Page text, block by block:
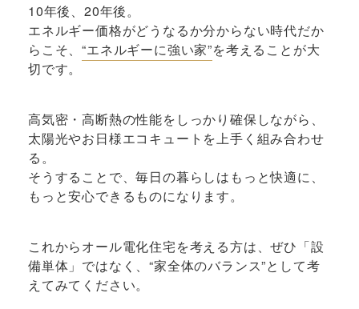
10年後、20年後。
エネルギー価格がどうなるか分からない時代だか
らこそ、“エネルギーに強い家”を考えることが大
切です。
高気密・高断熱の性能をしっかり確保しながら、
太陽光やお日様エコキュートを上手く組み合わせ
る。
そうすることで、毎日の暮らしはもっと快適に、
もっと安心できるものになります。
これからオール電化住宅を考える方は、ぜひ「設
備単体」ではなく、“家全体のバランス”として考
えてみてください。